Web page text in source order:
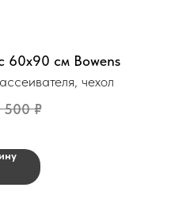
60x90 см Bowens
чехол
500 ₽